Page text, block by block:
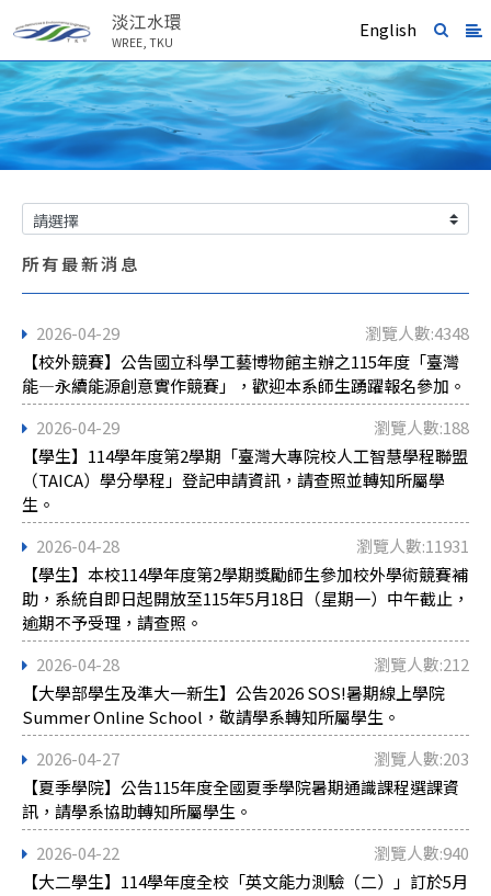
淡江水環
WREE, TKU
English
所有最新消息
2026-04-29
瀏覽人數:4348
【校外競賽】公告國立科學工藝博物館主辦之115年度「臺灣
能―永續能源創意實作競賽」，歡迎本系師生踴躍報名參加。
2026-04-29
瀏覽人數:188
【學生】114學年度第2學期「臺灣大專院校人工智慧學程聯盟
（TAICA）學分學程」登記申請資訊，請查照並轉知所屬學
生。
2026-04-28
瀏覽人數:11931
【學生】本校114學年度第2學期獎勵師生參加校外學術競賽補
助，系統自即日起開放至115年5月18日（星期一）中午截止，
逾期不予受理，請查照。
2026-04-28
瀏覽人數:212
【大學部學生及準大一新生】公告2026 SOS!暑期線上學院
Summer Online School，敬請學系轉知所屬學生。
2026-04-27
瀏覽人數:203
【夏季學院】公告115年度全國夏季學院暑期通識課程選課資
訊，請學系協助轉知所屬學生。
2026-04-22
瀏覽人數:940
【大二學生】114學年度全校「英文能力測驗（二）」訂於5月